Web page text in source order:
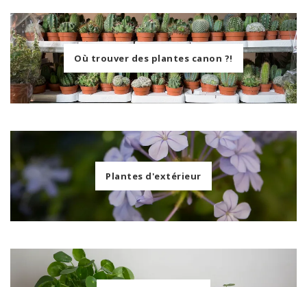
Où trouver des plantes canon ?!
Plantes d'extérieur